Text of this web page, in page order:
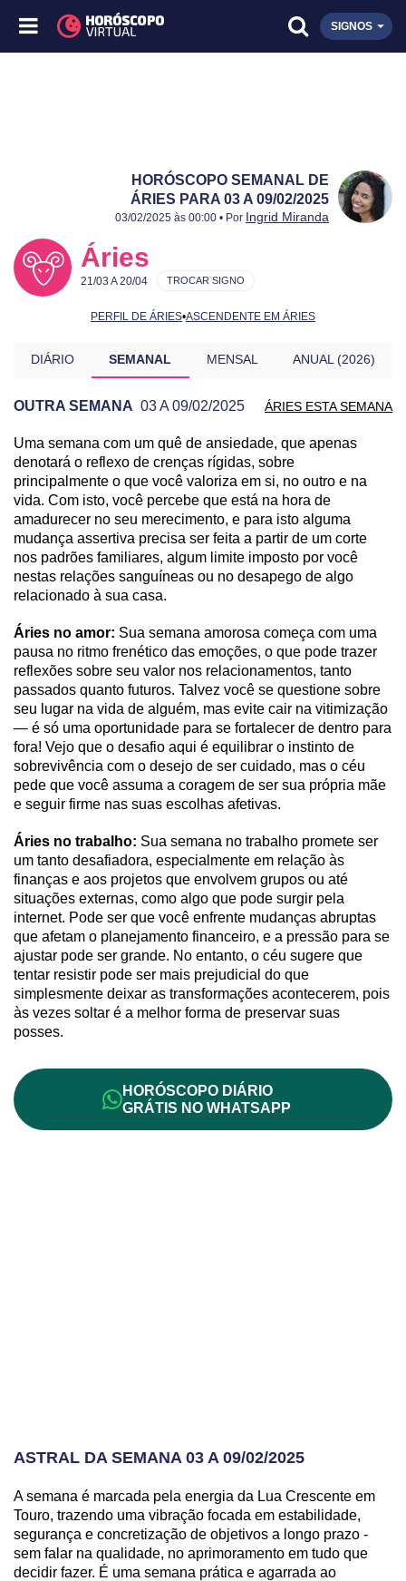
SIGNOS
HORÓSCOPO SEMANAL DE
ÁRIES PARA 03 A 09/02/2025
Publicado:
03 a 09/02/2025
Atualizado:
03 a 09/02/2025
03/02/2025 às 00:00 • Por Ingrid Miranda
Áries
21/03 A 20/04
PERFIL DE ÁRIES•ASCENDENTE EM ÁRIES
TROCAR SIGNO
DIÁRIO SEMANAL MENSAL ANUAL (2026)
OUTRA SEMANA 03 A 09/02/2025 ÁRIES ESTA SEMANA
PREVISÃO DE ÁRIES PARA OUTRA SEMANA
Uma semana com um quê de ansiedade, que apenas
denotará o reflexo de crenças rígidas, sobre
principalmente o que você valoriza em si, no outro e na
vida. Com isto, você percebe que está na hora de
amadurecer no seu merecimento, e para isto alguma
mudança assertiva precisa ser feita a partir de um corte
nos padrões familiares, algum limite imposto por você
nestas relações sanguíneas ou no desapego de algo
relacionado à sua casa.
Áries no amor: Sua semana amorosa começa com uma
pausa no ritmo frenético das emoções, o que pode trazer
reflexões sobre seu valor nos relacionamentos, tanto
passados quanto futuros. Talvez você se questione sobre
seu lugar na vida de alguém, mas evite cair na vitimização
— é só uma oportunidade para se fortalecer de dentro para
fora! Vejo que o desafio aqui é equilibrar o instinto de
sobrevivência com o desejo de ser cuidado, mas o céu
pede que você assuma a coragem de ser sua própria mãe
e seguir firme nas suas escolhas afetivas.
Áries no trabalho: Sua semana no trabalho promete ser
um tanto desafiadora, especialmente em relação às
finanças e aos projetos que envolvem grupos ou até
situações externas, como algo que pode surgir pela
internet. Pode ser que você enfrente mudanças abruptas
que afetam o planejamento financeiro, e a pressão para se
ajustar pode ser grande. No entanto, o céu sugere que
tentar resistir pode ser mais prejudicial do que
simplesmente deixar as transformações acontecerem, pois
às vezes soltar é a melhor forma de preservar suas
posses.
HORÓSCOPO DIÁRIO
GRÁTIS NO WHATSAPP
ASTRAL DA SEMANA 03 A 09/02/2025
A semana é marcada pela energia da Lua Crescente em
Touro, trazendo uma vibração focada em estabilidade,
segurança e concretização de objetivos a longo prazo -
sem falar na qualidade, no aprimoramento em tudo que
decidir fazer. É uma semana prática e agarrada ao